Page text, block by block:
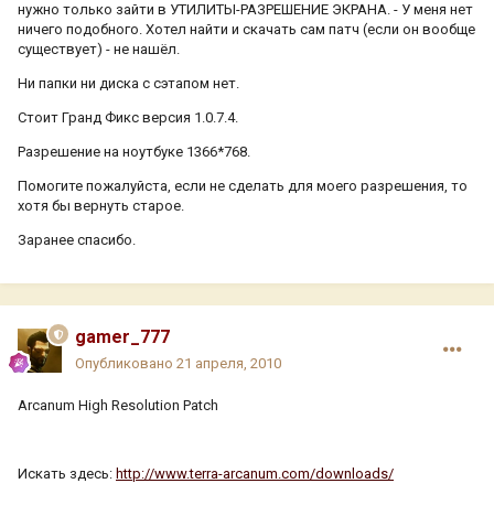
нужно только зайти в УТИЛИТЫ-РАЗРЕШЕНИЕ ЭКРАНА. - У меня нет
ничего подобного. Хотел найти и скачать сам патч (если он вообще
существует) - не нашёл.
Ни папки ни диска с сэтапом нет.
Стоит Гранд Фикс версия 1.0.7.4.
Разрешение на ноутбуке 1366*768.
Помогите пожалуйста, если не сделать для моего разрешения, то
хотя бы вернуть старое.
Заранее спасибо.
gamer_777
Опубликовано 21 апреля, 2010
Arcanum High Resolution Patch
Искать здесь: http://www.terra-arcanum.com/downloads/